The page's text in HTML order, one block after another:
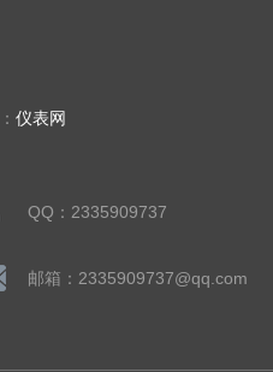
仪表网
QQ：2335909737
邮箱：2335909737@qq.com